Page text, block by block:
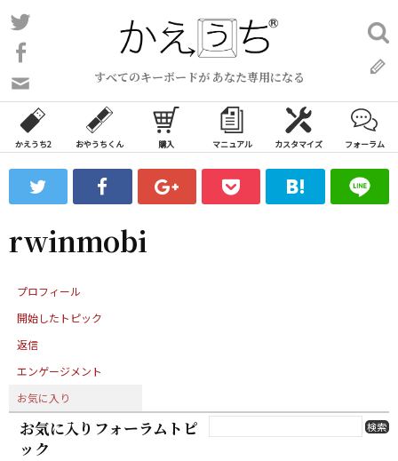
コ
ン
ン
ツ
ス
ッ
すべてのキーボードが あなた専用になる
い
合
わ
フ
ォ
ム
検
索:
かえうち2 おやうちくん 購入 マニュアル カスタマイズ フォーラム
rwinmobi
プロフィール
開始したトピック
返信
エンゲージメント
お気に入り
お気に入りフォーラムトピ
ック